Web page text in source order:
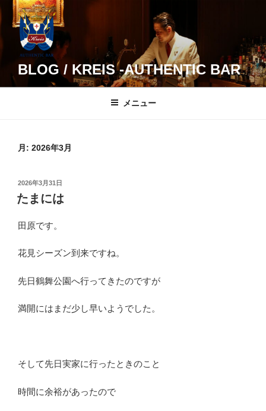
コ
BLOG / KREIS -AUTHENTIC BAR
メニュー
月: 2026年3月
投
稿
日:
2026年3月31日
たまには
田原です。
花見シーズン到来ですね。
先日鶴舞公園へ行ってきたのですが
満開にはまだ少し早いようでした。
そして先日実家に行ったときのこと
時間に余裕があったので